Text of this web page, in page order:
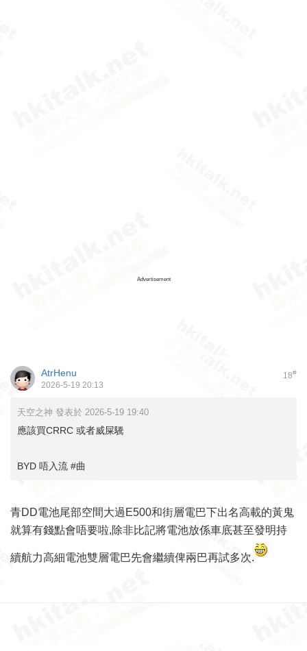
Advertisement
18#
AtrHenu
2026-5-19 20:13
天空之神 發表於 2026-5-19 19:40
應該買CRRC 或者威屎驣
BYD 唔入流 #曲
青DD電池尾部空間大過E500和街層電巴下出名高載的黃鬼
就算有錢點會唔要啦,除非比記將電池放係車底甚至發明持
續航力高細電池雙層電巴先會繼續俾兩巴再試多次.